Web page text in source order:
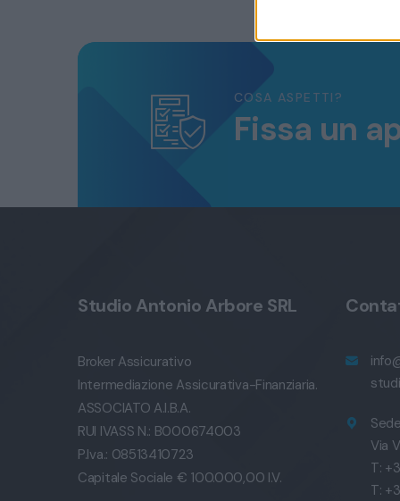
COSA ASPETTI?
Fissa un
Studio Antonio Arbore SRL
Broker Assicurativo
Intermediazione Assicurativa-Finanziaria.
ASSOCIATO A.I.B.A.
RUI IVASS N.: B000674003
P.Iva.: 08513410723
Capitale Sociale € 100.000,00 I.V.
Via
T:
T: